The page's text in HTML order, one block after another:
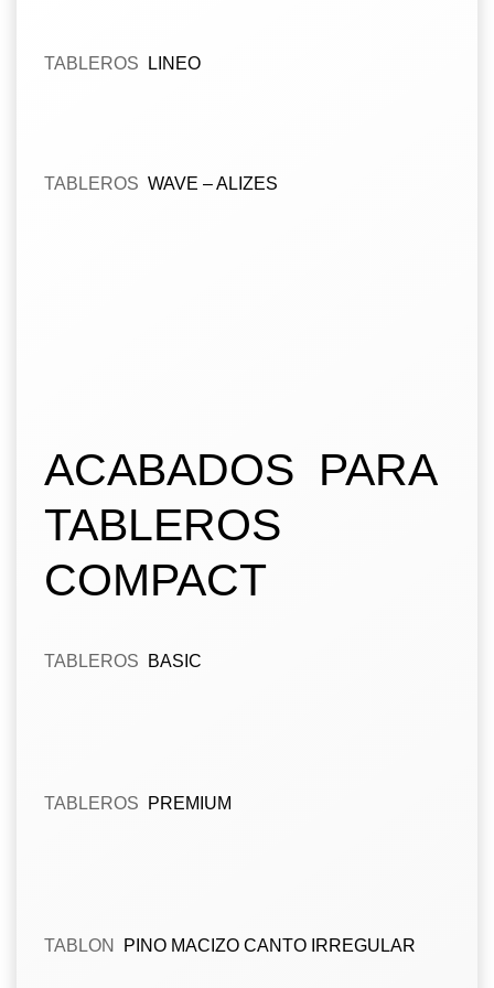
TABLEROS LINEO
TABLEROS WAVE – ALIZES
ACABADOS PARA
TABLEROS
COMPACT
TABLEROS BASIC
TABLEROS PREMIUM
TABLON PINO MACIZO CANTO IRREGULAR